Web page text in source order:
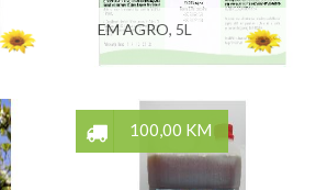
EM AGRO, 5L
100,00 KM